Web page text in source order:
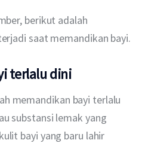
berikut adalah
saat memandikan bayi.
terlalu dini
memandikan bayi terlalu
substansi lemak yang
bayi yang baru lahir